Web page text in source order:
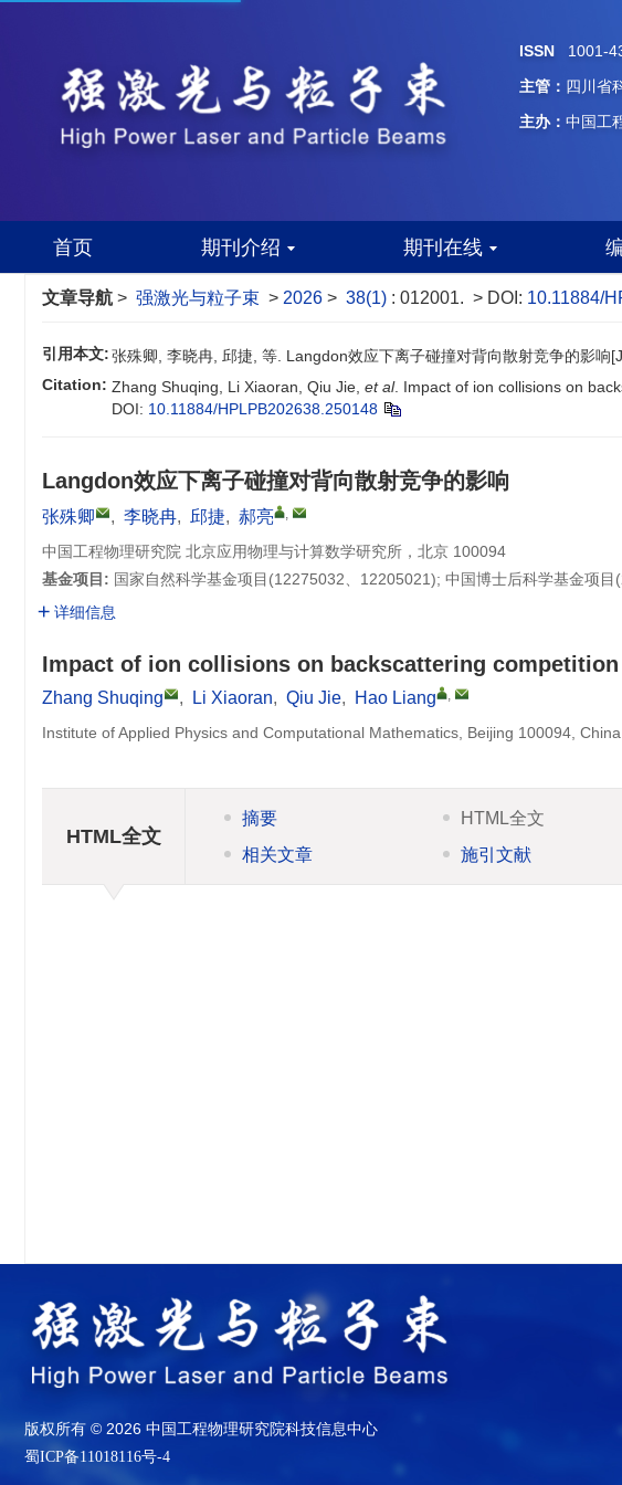
ISSN 1001-
主管： 四川省
主办：中国工
首页 期刊介绍 期刊在线
文章导航 > 强激光与粒子束 > 2026 > 38(1) : 012001. > DOI: 10.11884/
引用本文:张殊卿, 李晓冉, 邱捷, 等. Langdon效应下离子碰撞对背向散射竞争的影响
Citation: Zhang Shuqing, Li Xiaoran, Qiu Jie, et al. Impact of ion collisions on
DOI: 10.11884/HPLPB202638.250148
Langdon效应下离子碰撞对背向散射竞争的影响
张殊卿 , 李晓冉, 邱捷, 郝亮 ,
中国工程物理研究院 北京应用物理与计算数学研究所，北京 100094
基金项目: 国家自然科学基金项目(12275032、12205021); 中国博士后科学基金项
详细信息
Impact of ion collisions on backscattering
Zhang Shuqing , Li Xiaoran, Qiu Jie, Hao Liang ,
Institute of Applied Physics and Computational Mathematics, Beijing 100094, China
HTML全文
摘要 HTML全文
相关文章
施引文献
版权所有 © 2026 中国工程物理研究院科技信息中心
蜀ICP备11018116号-4